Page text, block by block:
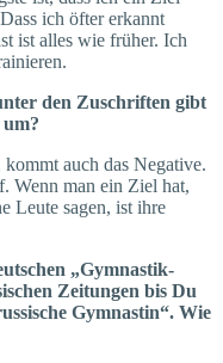
ich öfter erkannt
ist alles wie früher. Ich
den Zuschriften gibt
kommt auch das Negative.
Wenn man ein Ziel hat,
Leute sagen, ist ihre
„Gymnastik-
Zeitungen bis Du
Gymnastin“. Wie